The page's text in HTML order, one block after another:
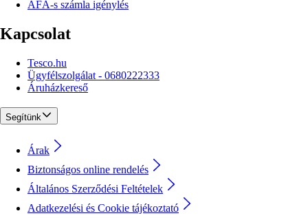
ÁFÁ-s számla igénylés
Kapcsolat
Tesco.hu
Ügyfélszolgálat - 0680222333
Áruházkereső
Segítünk
Árak
Biztonságos online rendelés
Általános Szerződési Feltételek
Adatkezelési és Cookie tájékoztató